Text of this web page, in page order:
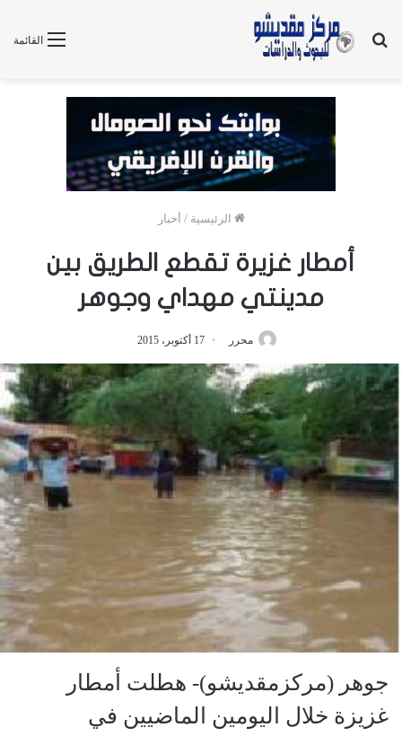
القائمة
بحث
الرئيسية / أخبار
أمطار غزيرة تقطع الطريق بين
مدينتي مهداي وجوهر
محرر 17 أكتوبر، 2015
جوهر (مركزمقديشو)- هطلت أمطار
غزيزة خلال اليومين الماضيين في